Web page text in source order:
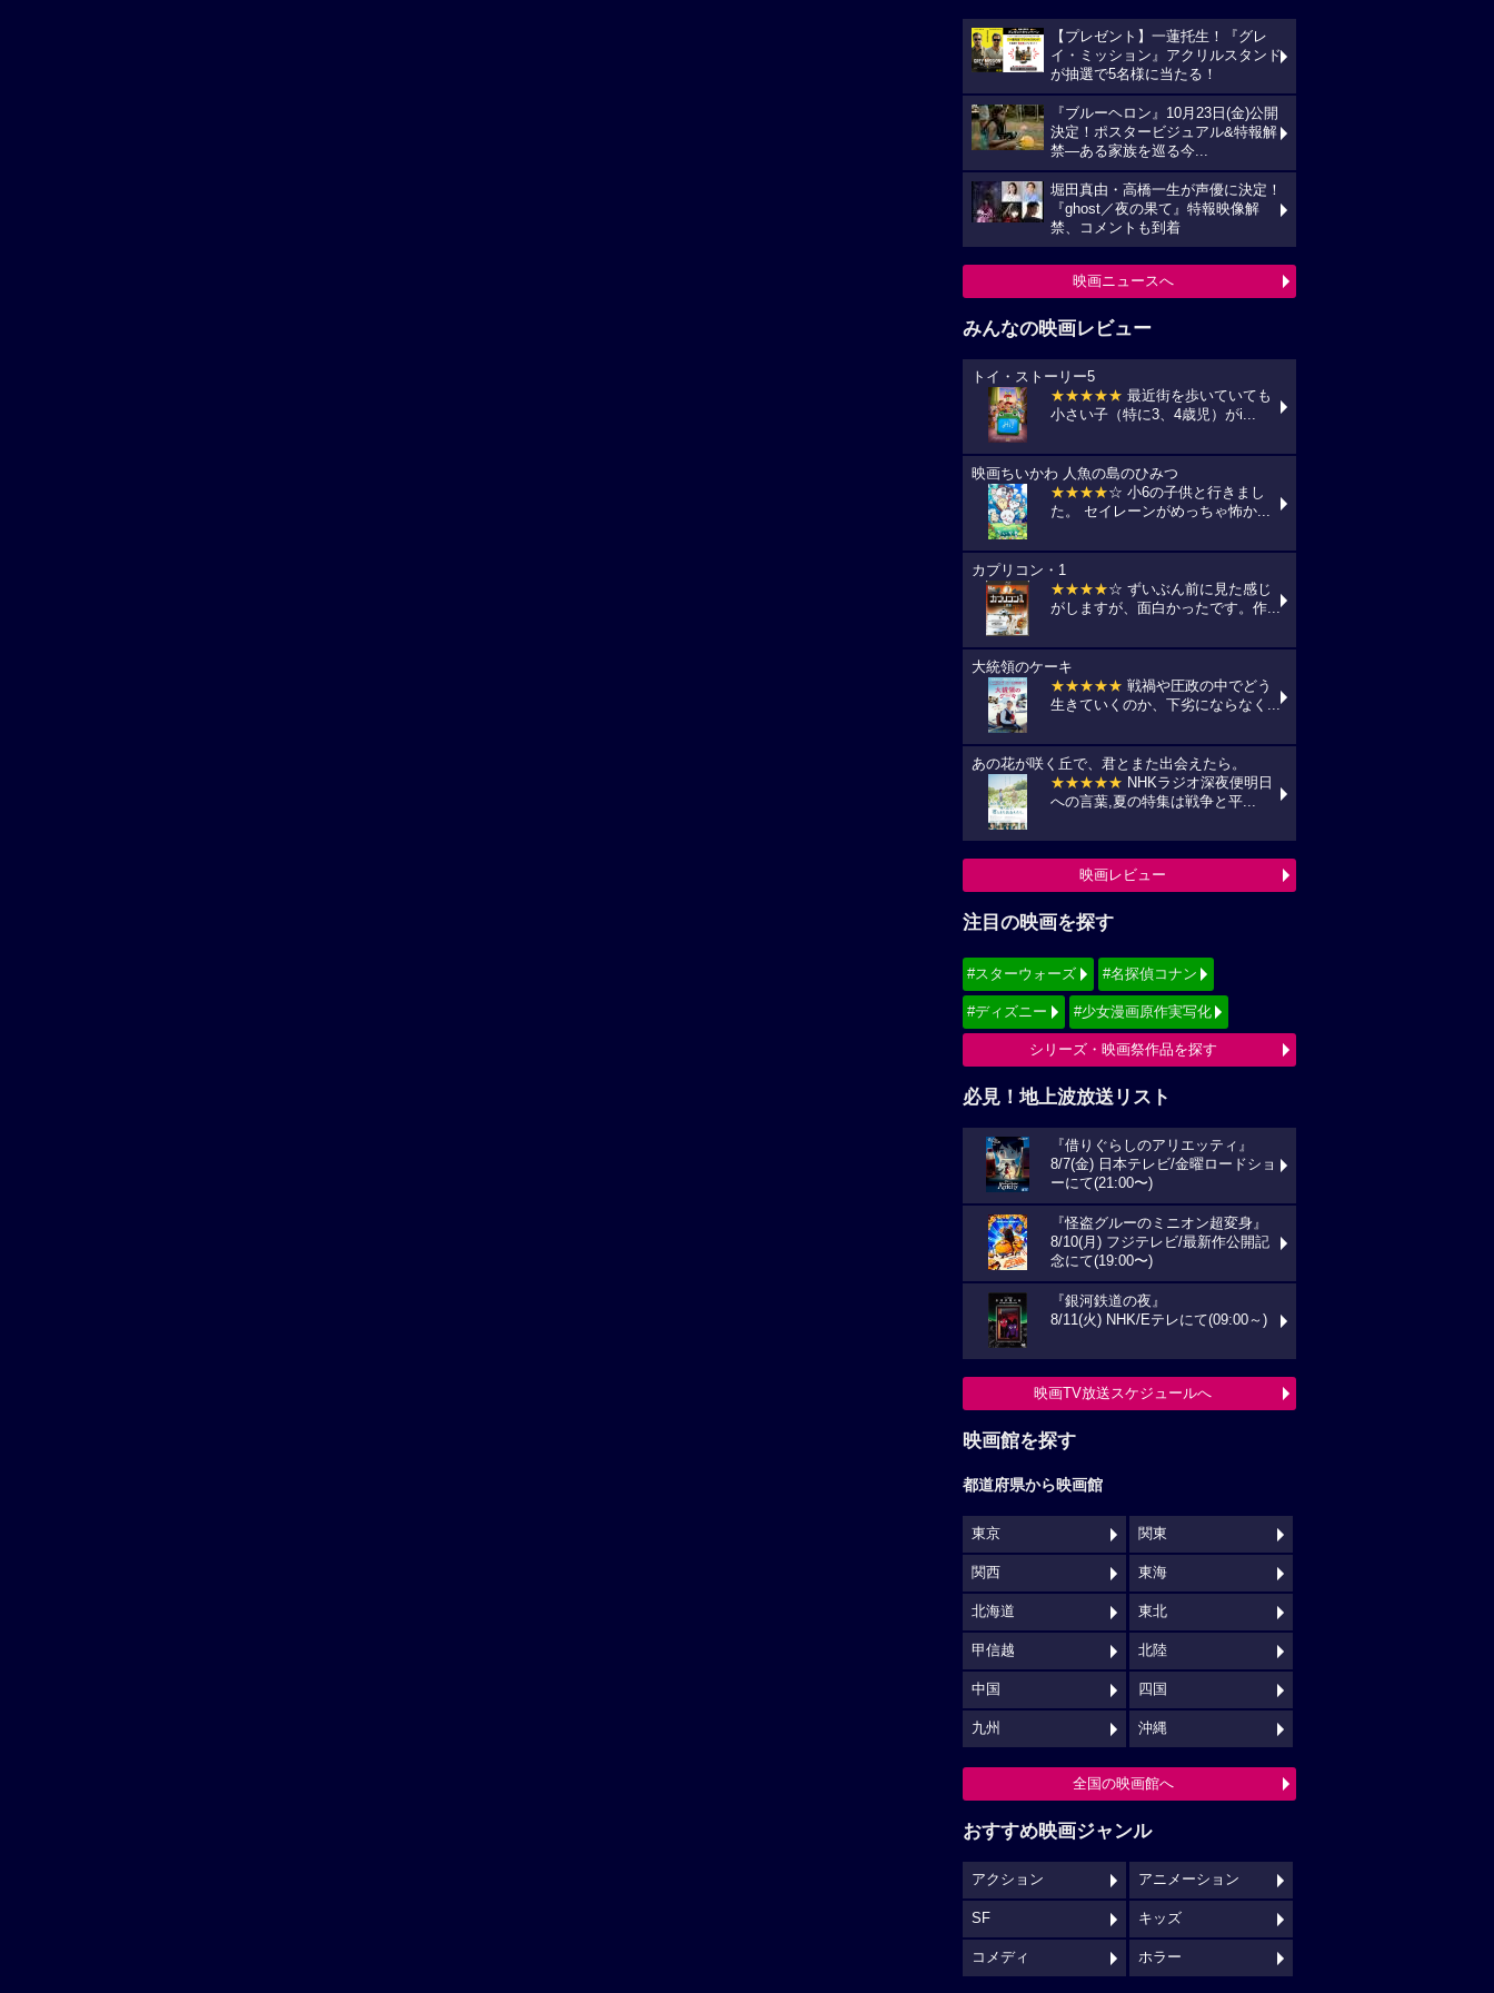
【プレゼント】一蓮托生！『グレ
イ・ミッション』アクリルスタンド
が抽選で5名様に当たる！
『ブルーヘロン』10月23日(金)公開
決定！ポスタービジュアル&特報解
禁―ある家族を巡る今...
堀田真由・高橋一生が声優に決定！
『ghost／夜の果て』特報映像解
禁、コメントも到着
映画ニュースへ
みんなの映画レビュー
トイ・ストーリー5
★★★★★ 最近街を歩いていても
小さい子（特に3、4歳児）がi...
映画ちいかわ 人魚の島のひみつ
★★★★☆ 小6の子供と行きまし
た。 セイレーンがめっちゃ怖か...
カプリコン・1
★★★★☆ ずいぶん前に見た感じ
がしますが、面白かったです。作...
大統領のケーキ
★★★★★ 戦禍や圧政の中でどう
生きていくのか、下劣にならなく...
あの花が咲く丘で、君とまた出会えたら。
★★★★★ NHKラジオ深夜便明日
への言葉,夏の特集は戦争と平...
映画レビュー
注目の映画を探す
#スターウォーズ #名探偵コナン
#ディズニー #少女漫画原作実写化
シリーズ・映画祭作品を探す
必見！地上波放送リスト
『借りぐらしのアリエッティ』
8/7(金) 日本テレビ/金曜ロードショ
ーにて(21:00〜)
『怪盗グルーのミニオン超変身』
8/10(月) フジテレビ/最新作公開記
念にて(19:00〜)
『銀河鉄道の夜』
8/11(火) NHK/Eテレにて(09:00～)
映画TV放送スケジュールへ
映画館を探す
都道府県から映画館
東京 関東
関西 東海
北海道 東北
甲信越 北陸
中国 四国
九州 沖縄
全国の映画館へ
おすすめ映画ジャンル
アクション アニメーション
SF キッズ
コメディ ホラー